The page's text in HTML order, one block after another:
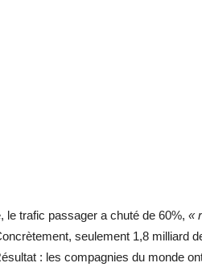
le trafic passager a chuté de 60%, «
seulement 1,8 milliard
: les compagnies du monde